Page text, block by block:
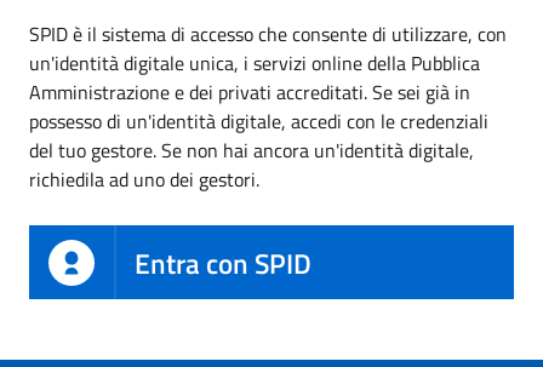
SPID è il sistema di accesso che consente di utilizzare, con
un'identità digitale unica, i servizi online della Pubblica
Amministrazione e dei privati accreditati. Se sei già in
possesso di un'identità digitale, accedi con le credenziali
del tuo gestore. Se non hai ancora un'identità digitale,
richiedila ad uno dei gestori.
Entra con SPID